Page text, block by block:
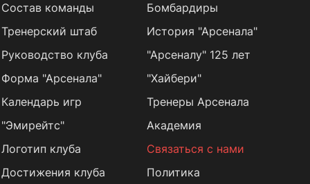
Состав команды
Тренерский штаб
Руководство клуба
Форма "Арсенала"
Календарь игр
Бомбардиры
История "Арсенала"
"Арсеналу" 125 лет
"Хайбери"
Тренеры Арсенала
"Эмирейтс"
Логотип клуба
Достижения клуба
Академия
Связаться с нами
Политика